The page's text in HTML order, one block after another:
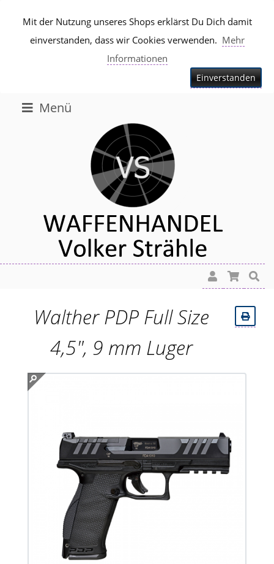
Mit der Nutzung unseres Shops erklärst Du Dich damit
einverstanden, dass wir Cookies verwenden. Mehr
Informationen
Einverstanden
Menü
Walther PDP Full Size
4,5", 9 mm Luger